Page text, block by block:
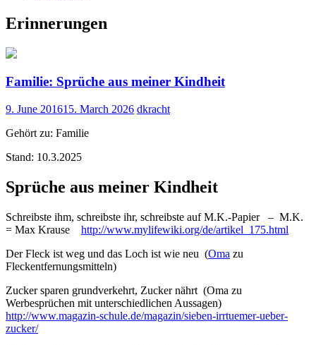
Erinnerungen
Familie: Sprüche aus meiner Kindheit
9. June 201615. March 2026 dkracht
Gehört zu: Familie
Stand: 10.3.2025
Sprüche aus meiner Kindheit
Schreibste ihm, schreibste ihr, schreibste auf M.K.-Papier – M.K.
= Max Krause http://www.mylifewiki.org/de/artikel_175.html
Der Fleck ist weg und das Loch ist wie neu (Oma zu
Fleckentfernungsmitteln)
Zucker sparen grundverkehrt, Zucker nährt (Oma zu
Werbesprüchen mit unterschiedlichen Aussagen)
http://www.magazin-schule.de/magazin/sieben-irrtuemer-ueber-
zucker/